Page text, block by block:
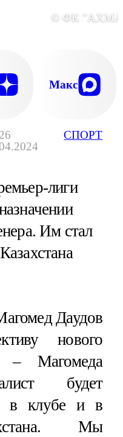
СПОРТ
© ФК
Макс
лиги
Им стал
Даудов
нового
– Магомеда
будет
в клубе и в
Мы